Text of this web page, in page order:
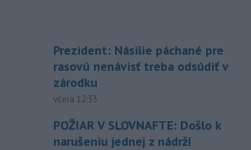
Prezident: Násilie páchané pre
rasovú nenávisť treba odsúdiť v
zárodku
včera 12:33
POŽIAR V SLOVNAFTE: Došlo k
narušeniu jednej z nádrží